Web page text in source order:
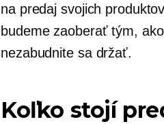
na predaj svojich
budeme zaoberať tým,
nezabudnite sa držať.
Koľko stojí